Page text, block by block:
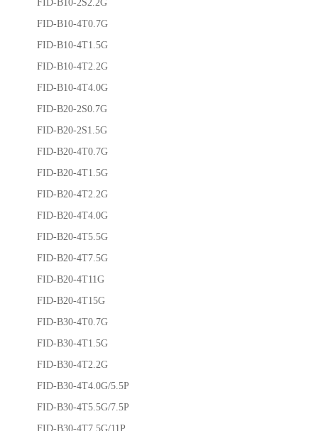
FID-B10-4T0.7G
FID-B10-4T1.5G
FID-B10-4T2.2G
FID-B10-4T4.0G
FID-B20-2S0.7G
FID-B20-2S1.5G
FID-B20-4T0.7G
FID-B20-4T1.5G
FID-B20-4T2.2G
FID-B20-4T4.0G
FID-B20-4T5.5G
FID-B20-4T7.5G
FID-B20-4T11G
FID-B20-4T15G
FID-B30-4T0.7G
FID-B30-4T1.5G
FID-B30-4T2.2G
FID-B30-4T4.0G/5.5P
FID-B30-4T5.5G/7.5P
FID-B30-4T7.5G/11P